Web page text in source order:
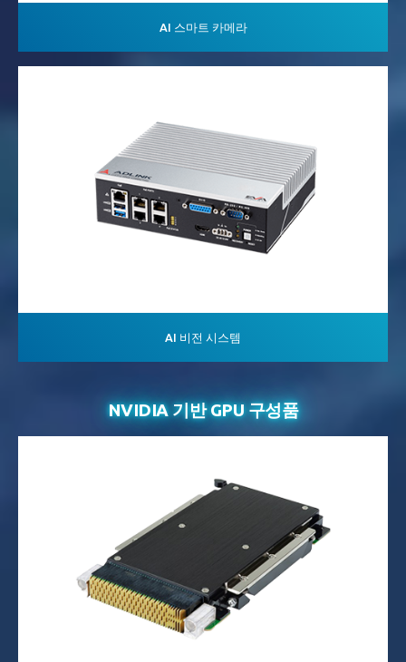
AI 스마트 카메라
AI 비전 시스템
NVIDIA 기반 GPU 구성품